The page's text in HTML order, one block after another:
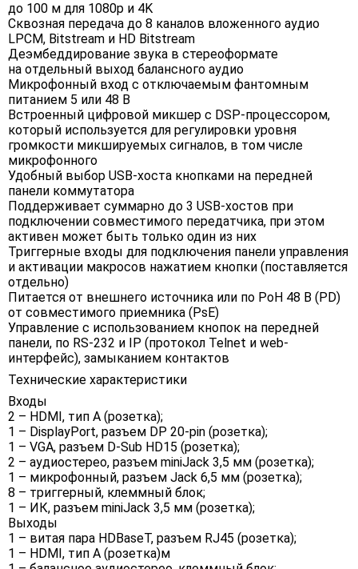
до 100 м для 1080p и 4K
Сквозная передача до 8 каналов вложенного аудио
LPCM, Bitstream и HD Bitstream
Деэмбеддирование звука в стереоформате
на отдельный выход балансного аудио
Микрофонный вход с отключаемым фантомным
питанием 5 или 48 В
Встроенный цифровой микшер с DSP-процессором,
который используется для регулировки уровня
громкости микшируемых сигналов, в том числе
микрофонного
Удобный выбор USB-хоста кнопками на передней
панели коммутатора
Поддерживает суммарно до 3 USB-хостов при
подключении совместимого передатчика, при этом
активен может быть только один из них
Триггерные входы для подключения панели управления
и активации макросов нажатием кнопки (поставляется
отдельно)
Питается от внешнего источника или по PoH 48 В (PD)
от совместимого приемника (PsE)
Управление с использованием кнопок на передней
панели, по RS-232 и IP (протокол Telnet и web-
интерфейс), замыканием контактов
Технические характеристики
Входы
2 – HDMI, тип А (розетка);
1 – DisplayPort, разъем DP 20-pin (розетка);
1 – VGA, разъем D-Sub HD15 (розетка);
2 – аудиостерео, разъем miniJack 3,5 мм (розетка);
1 – микрофонный, разъем Jack 6,5 мм (розетка);
8 – триггерный, клеммный блок;
1 – ИК, разъем miniJack 3,5 мм (розетка);
Выходы
1 – витая пара HDBaseT, разъем RJ45 (розетка);
1 – HDMI, тип А (розетка)м